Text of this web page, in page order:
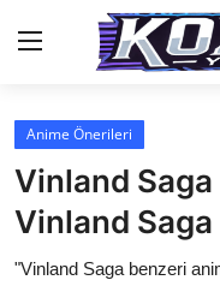
Anasayfa
İletişim
Genel
Anime Önerileri
Vinland
Vinland Saga
"Vinland Saga benzeri